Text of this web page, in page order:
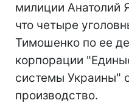
милиции Анатолий
что четыре
Тимошенко по ее
корпорации
системы Украины"
производство.